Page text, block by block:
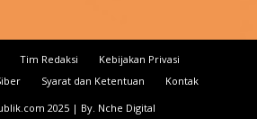
Tim Redaksi
Kebijakan Privasi
Syarat dan Ketentuan
Kontak
2025 | By. Nche Digital